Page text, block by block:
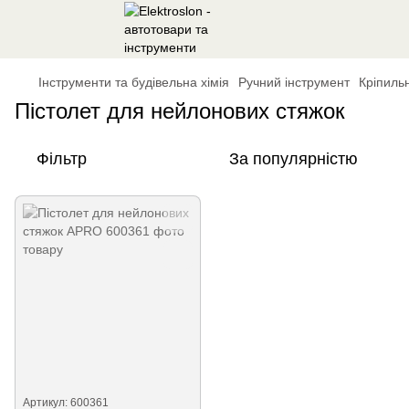
Інструменти та будівельна хімія Ручний інструмент
Пістолет для нейлонових стяжок
Фільтр За популярністю
Артикул: 600361